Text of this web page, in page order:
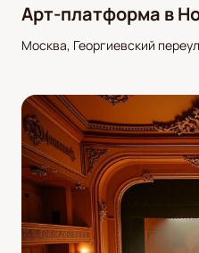
Арт-платформа в
Москва, Георгиевский